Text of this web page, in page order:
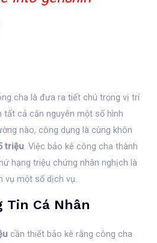
cha là đưa ra tiết chú trọng vị trí
cả căn nguyên một số hình
nào, công dụng là cùng khôn
triệu. Việc bảo kê công cha thành
hạng triệu chứng nhân nghịch là
vụ một số dịch vụ.
Tin Cá Nhân
cần thiết bảo kê rằng công cha